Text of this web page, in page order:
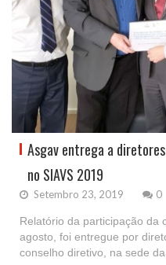
Asgav entrega a
no SIAVS 2019
Setembro 23, 2019 0
Relatório da participação da
agosto, foi entregue por
conselho diretivo, na sede